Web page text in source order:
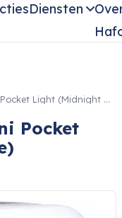
Diensten
Nanlite Pico LED Mini Pocket Light (Midnight Blue)
Pocket